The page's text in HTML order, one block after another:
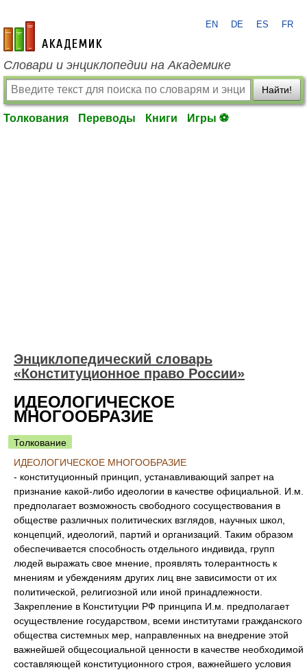
academic.ru
EN DE ES FR
Словари и энциклопедии на Академике
Найти!
Толкования Переводы Книги Игры ⚽
Энциклопедический словарь
«Конституционное право России»
ИДЕОЛОГИЧЕСКОЕ
МНОГООБРАЗИЕ
Толкование
ИДЕОЛОГИЧЕСКОЕ МНОГООБРАЗИЕ
- конституционный принцип, устанавливающий запрет на
признание какой-либо идеологии в качестве официальной. И.м.
предполагает возможность свободного сосуществования в
обществе различных политических взглядов, научных школ,
концепций, идеологий, партий и организаций. Таким образом
обеспечивается способность отдельного индивида, групп
людей выражать свое мнение, проявлять толерантность к
мнениям и убеждениям других лиц вне зависимости от их
политической, религиозной или иной принадлежности.
Закрепление в Конституции РФ принципа И.м. предполагает
осуществление государством, всеми институтами гражданского
общества системных мер, направленных на внедрение этой
важнейшей общесоциальной ценности в качестве необходимой
составляющей конституционного строя, важнейшего условия